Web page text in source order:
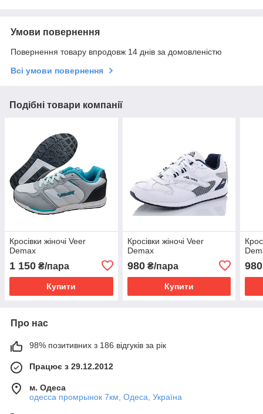
Умови повернення
Повернення товару впродовж 14 днів за домовленістю
Всі умови повернення
Подібні товари компанії
Кросівки жіночі Veer
Demax
1 150 ₴/пара
Купити
Кросівки жіночі Veer
Demax
980₴/пара
Купити
980
Про нас
98% позитивних з 186 відгуків за рік
Працює з 29.12.2012
м. Одеса
одесса промрынок 7км, Одеса, Україна